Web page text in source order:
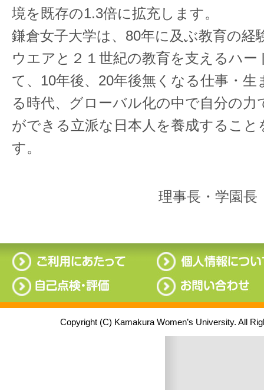
境を既存の1.3倍に拡充します。
鎌倉女子大学は、80年に及ぶ教育の経
ウエアと２１世紀の教育を支えるハ
て、10年後、20年後無くなる仕事・生
る時代、グローバル化の中で自分の力
ができる立派な日本人を養成すること
す。
理事長・学園長
Copyright (C) Kamakura Women’s University. All